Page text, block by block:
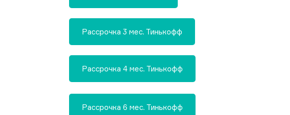
Рассрочка 3 мес. Тинькофф
Рассрочка 4 мес. Тинькофф
Рассрочка 6 мес. Тинькофф